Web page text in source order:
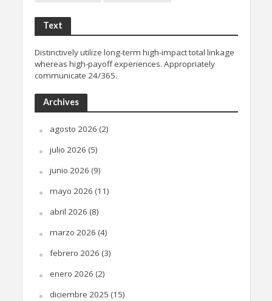
Text
Distinctively utilize long-term high-impact total linkage
whereas high-payoff experiences. Appropriately
communicate 24/365.
Archives
agosto 2026 (2)
julio 2026 (5)
junio 2026 (9)
mayo 2026 (11)
abril 2026 (8)
marzo 2026 (4)
febrero 2026 (3)
enero 2026 (2)
diciembre 2025 (15)